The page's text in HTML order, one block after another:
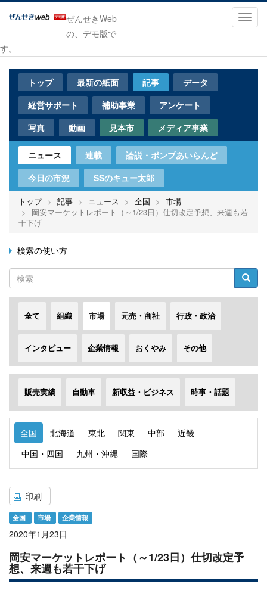
メ
ン
ぜんせきWeb
の、デモ版で
す。
トップ 最新の紙面 記事
データ
経営サポート
補助事業
アンケート
写真
動画 見本市 メディア事業
ニュース 連載
論説・ポンプあいらんど
今日の市況
SSのキュー太郎
トップ 記事 ニュース 全国
市場
岡安マーケットレポート（～1/23日）仕切改定予想、来週も若
干下げ
検索の使い方
検
索
検索
全て 組織 市場 元売・商社 行政・政治
インタビュー 企業情報 おくやみ その他
販売実績 自動車 新収益・ビジネス 時事・話題
全国 北海道 東北 関東 中部
近畿
中国・四国
九州・沖縄 国際
印刷
全国 市場 企業情報
2020年1月23日
岡安マーケットレポート（～1/23日）仕切改定予
想、来週も若干下げ